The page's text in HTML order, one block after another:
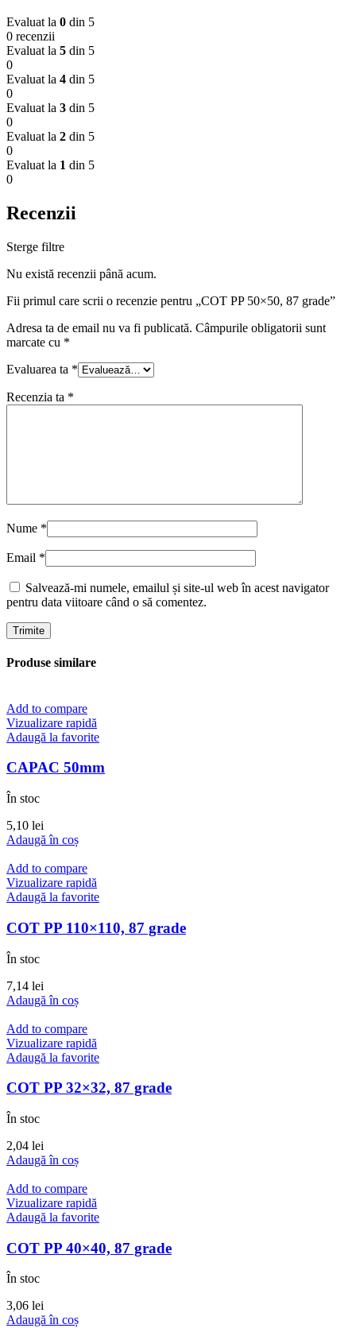
Evaluat la 0 din 5
0 recenzii
Evaluat la 5 din 5
0
Evaluat la 4 din 5
0
Evaluat la 3 din 5
0
Evaluat la 2 din 5
0
Evaluat la 1 din 5
0
Recenzii
Sterge filtre
Nu există recenzii până acum.
Fii primul care scrii o recenzie pentru „COT PP 50×50, 87 grade”
Adresa ta de email nu va fi publicată. Câmpurile obligatorii sunt
marcate cu *
Evaluarea ta *
Recenzia ta *
Nume *
Email *
Salvează-mi numele, emailul și site-ul web în acest navigator
pentru data viitoare când o să comentez.
Produse similare
Add to compare
Vizualizare rapidă
Adaugă la favorite
CAPAC 50mm
În stoc
5,10 lei
Adaugă în coș
Add to compare
Vizualizare rapidă
Adaugă la favorite
COT PP 110×110, 87 grade
În stoc
7,14 lei
Adaugă în coș
Add to compare
Vizualizare rapidă
Adaugă la favorite
COT PP 32×32, 87 grade
În stoc
2,04 lei
Adaugă în coș
Add to compare
Vizualizare rapidă
Adaugă la favorite
COT PP 40×40, 87 grade
În stoc
3,06 lei
Adaugă în coș